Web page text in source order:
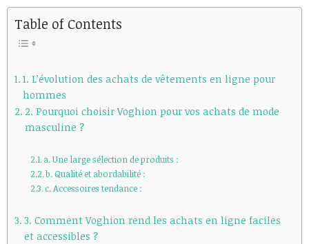
Table of Contents
1. L’évolution des achats de vêtements en ligne pour
hommes
2. Pourquoi choisir Voghion pour vos achats de mode
masculine ?
a. Une large sélection de produits :
b. Qualité et abordabilité :
c. Accessoires tendance :
3. Comment Voghion rend les achats en ligne faciles
et accessibles ?